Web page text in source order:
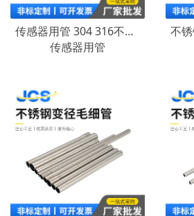
传感器用管 304 316不锈钢管传感器加工折弯扩口激光切割封头
传感器用管